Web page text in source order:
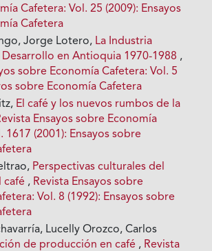
Cafetera: Vol. 25 (2009): Ensayos
Cafetera
Jorge Lotero, La Industria
Desarrollo en Antioquia 1970-1988 ,
sobre Economía Cafetera: Vol. 5
sobre Economía Cafetera
El café y los nuevos rumbos de la
Ensayos sobre Economía
1617 (2001): Ensayos sobre
Perspectivas culturales del
café , Revista Ensayos sobre
Vol. 8 (1992): Ensayos sobre
Lucelly Orozco, Carlos
de producción en café , Revista